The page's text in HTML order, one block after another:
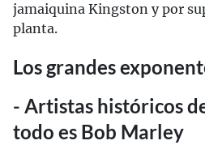
jamaiquina Kingston y por
planta.
Los grandes
- Artistas históricos
todo es Bob Marley